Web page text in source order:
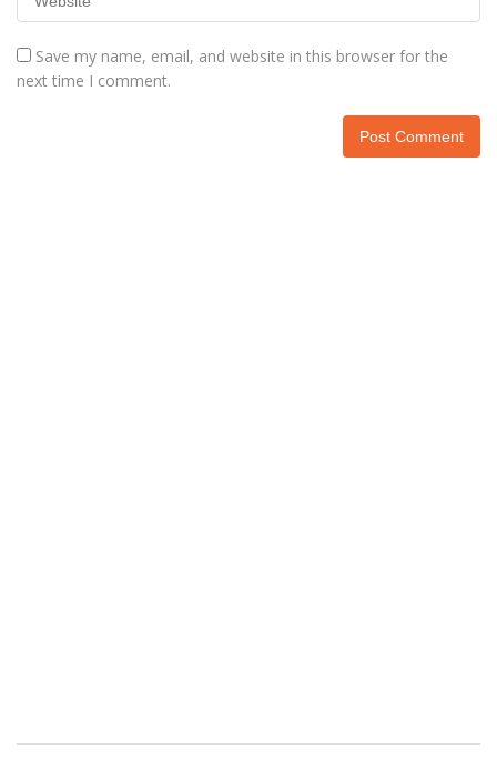
Save my name, email, and website in this browser for the
next time I comment.